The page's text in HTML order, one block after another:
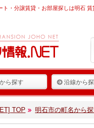
ト・分譲賃貸・お部屋探しは明石
ら探す 沿線から
TOP 明石市の町名から